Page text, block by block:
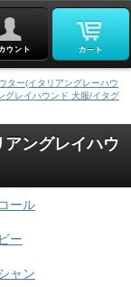
ター(イタリアングレーハウ
グレイハウンド 犬服/イタグ
アングレイハウ